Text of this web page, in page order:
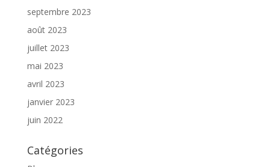
septembre 2023
août 2023
juillet 2023
mai 2023
avril 2023
janvier 2023
juin 2022
Catégories